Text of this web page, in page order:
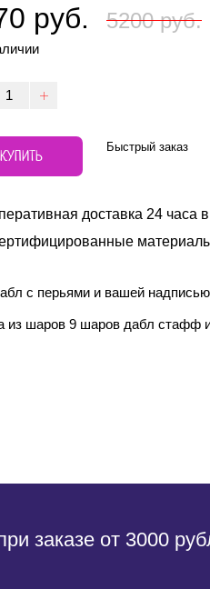
руб. 5200 руб.
КУПИТЬ Быстрый заказ
доставка 24 часа в
с перьями и вашей надписью
из шаров 9 шаров дабл стафф
заказе от 3000